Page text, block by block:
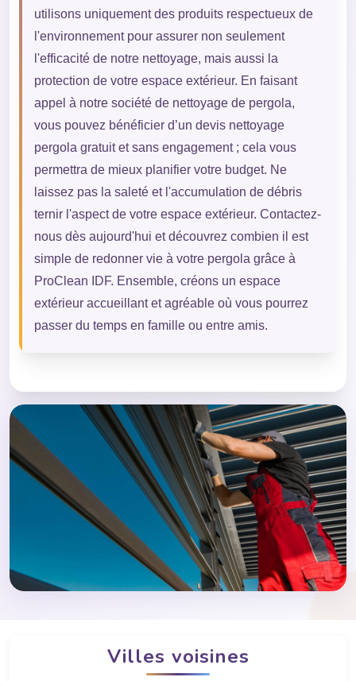
utilisons uniquement des produits respectueux de
l'environnement pour assurer non seulement
l'efficacité de notre nettoyage, mais aussi la
protection de votre espace extérieur. En faisant
appel à notre société de nettoyage de pergola,
vous pouvez bénéficier d’un devis nettoyage
pergola gratuit et sans engagement ; cela vous
permettra de mieux planifier votre budget. Ne
laissez pas la saleté et l'accumulation de débris
ternir l'aspect de votre espace extérieur. Contactez-
nous dès aujourd'hui et découvrez combien il est
simple de redonner vie à votre pergola grâce à
ProClean IDF. Ensemble, créons un espace
extérieur accueillant et agréable où vous pourrez
passer du temps en famille ou entre amis.
Villes voisines